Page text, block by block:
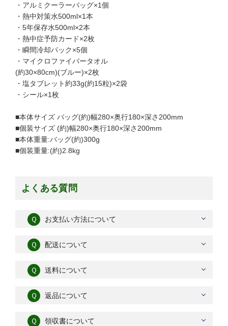
・アルミクーラーバッグ×1個
・熱中対策水500ml×1本
・5年保存水500ml×2本
・熱中症予防カード×2枚
・瞬間冷却パック×5個
・マイクロファイバータオル
(約30×80cm)(ブルー)×2枚
・塩タブレット約33g(約15粒)×2袋
・シール×1枚
■本体サイズ バッグ(約)幅280×奥行180×深さ200mm
■個装サイズ (約)幅280×奥行180×深さ200mm
■本体重量:バッグ(約)300g
■個装重量:(約)2.8kg
よくある質問
Ｑ お支払い方法について
Ｑ 配送について
Ｑ 送料について
Ｑ 返品について
Ｑ 領収書について